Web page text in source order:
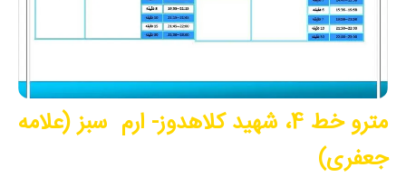
مترو خط 4، شهید کلاهدوز- ارم سبز (علامه
جعفری)